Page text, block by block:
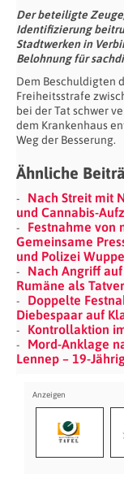
Der beteiligte
Identifizierung
Stadtwerken in
Belohnung für
Dem Beschuldigten
Freiheitsstrafe
bei der Tat schwer
dem Krankenhaus
Weg der Besserung.
Ähnliche
Nach Streit mit
und Cannabis-
Festnahme von
Gemeinsame
und Polizei
Nach Angriff
Rumäne als
Doppelte
Diebespaar auf
Kontrollaktion
Mord-Anklage
Lennep – 19-